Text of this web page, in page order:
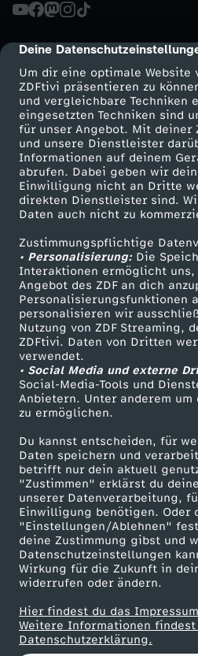
cmp-dialog-description
Deine
Um dir eine optimale Website
ZDFtivi präsentieren zu
und vergleichbare Techniken
eingesetzten Techniken sind
für unser Angebot. Mit deiner
und unsere Dienstleister
Informationen auf deinem
abrufen. Dabei geben wir
Einwilligung nicht an Dritte
direkten Dienstleister sind.
Daten auch nicht zu
Zustimmungspflichtige
• Personalisierung:Die
Interaktionen ermöglicht uns,
Angebot des ZDF an dich
Personalisierungsfunktionen
personalisieren wir
Nutzung von ZDF Streaming,
ZDFtivi. Daten von Dritten
verwendet.
• Social Media und externe
Social-Media-Tools und
Anbietern. Unter anderem um
zu ermöglichen.
Du kannst entscheiden, für
Daten speichern und
betrifft nur dein aktuell
"Zustimmen" erklärst du
unserer Datenverarbeitung,
Einwilligung benötigen. Oder
"Einstellungen/Ablehnen"
deine Zustimmung gibst und
Datenschutzeinstellungen
Wirkung für die Zukunft in
widerrufen oder ändern.
Hier findest du das
Weitere Informationen
Datenschutzerklärung.
t
t
e
r
-
A
f
D
a
n
d
i
e
M
a
c
h
Mehr ZDF
ZDF-Apps
Smart TV
ZDFtext
Livestreams
Sendungen A-Z
TV-Programm
ZDF Unternehmen
Karriere
ZDF goes Schule
Werbefernsehen
Mainzelmännchen
Partner